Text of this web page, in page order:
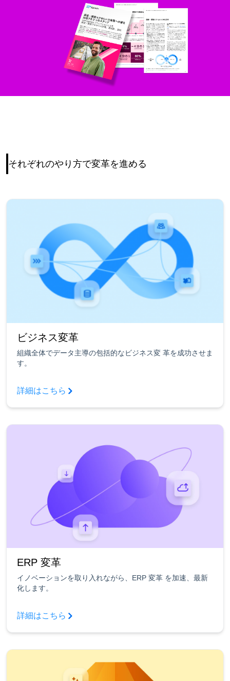
それぞれのやり方で変革を進める
ビジネス変革
組織全体でデータ主導の包括的なビジネス変 革を成功させま
す。
詳細はこちら
ERP 変革
イノベーションを取り入れながら、ERP 変革 を加速、最新
化します。
詳細はこちら